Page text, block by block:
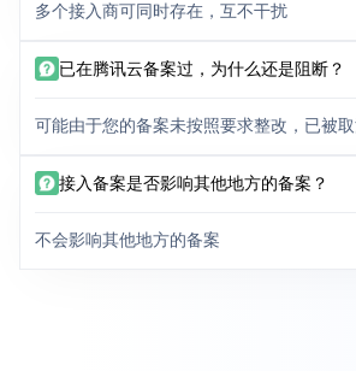
多个接入商可同时存在，互不干扰
已在腾讯云备案过，为什么还是阻断？
可能由于您的备案未按照要求整改，已被取
接入备案是否影响其他地方的备案？
不会影响其他地方的备案